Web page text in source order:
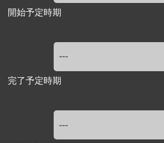
開始予定時期
完了予定時期